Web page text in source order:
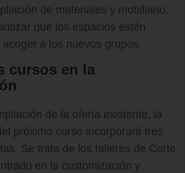
de materiales y mobiliario,
que los espacios estén
a los nuevos grupos.
cursos en la
de la oferta existente, la
próximo curso incorporará tres
Se trata de los talleres de Corte
en la customización y